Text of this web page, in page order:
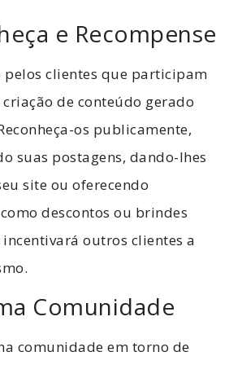
e Recompense
pelos clientes que participam
de conteúdo gerado
os publicamente,
suas postagens, dando-lhes
site ou oferecendo
descontos ou brindes
incentivará outros clientes a
Comunidade
comunidade em torno de